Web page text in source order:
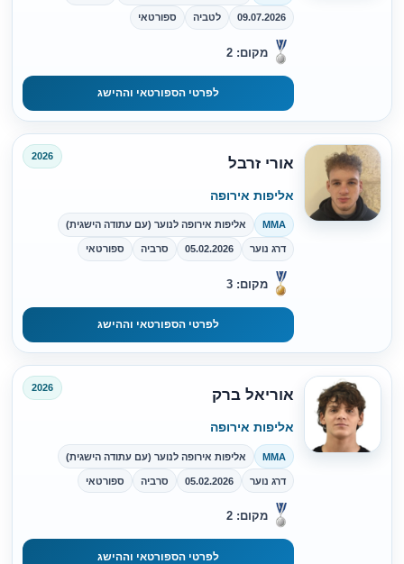
09.07.2026 לטביה ספורטאי
מקום: 2
לפרטי הספורטאי וההישג
אורי זרבל 2026
אליפות אירופה
MMA אליפות אירופה לנוער (עם עתודה הישגית)
דרג נוער 05.02.2026 סרביה ספורטאי
מקום: 3
לפרטי הספורטאי וההישג
אוריאל ברק 2026
אליפות אירופה
MMA אליפות אירופה לנוער (עם עתודה הישגית)
דרג נוער 05.02.2026 סרביה ספורטאי
מקום: 2
לפרטי הספורטאי וההישג